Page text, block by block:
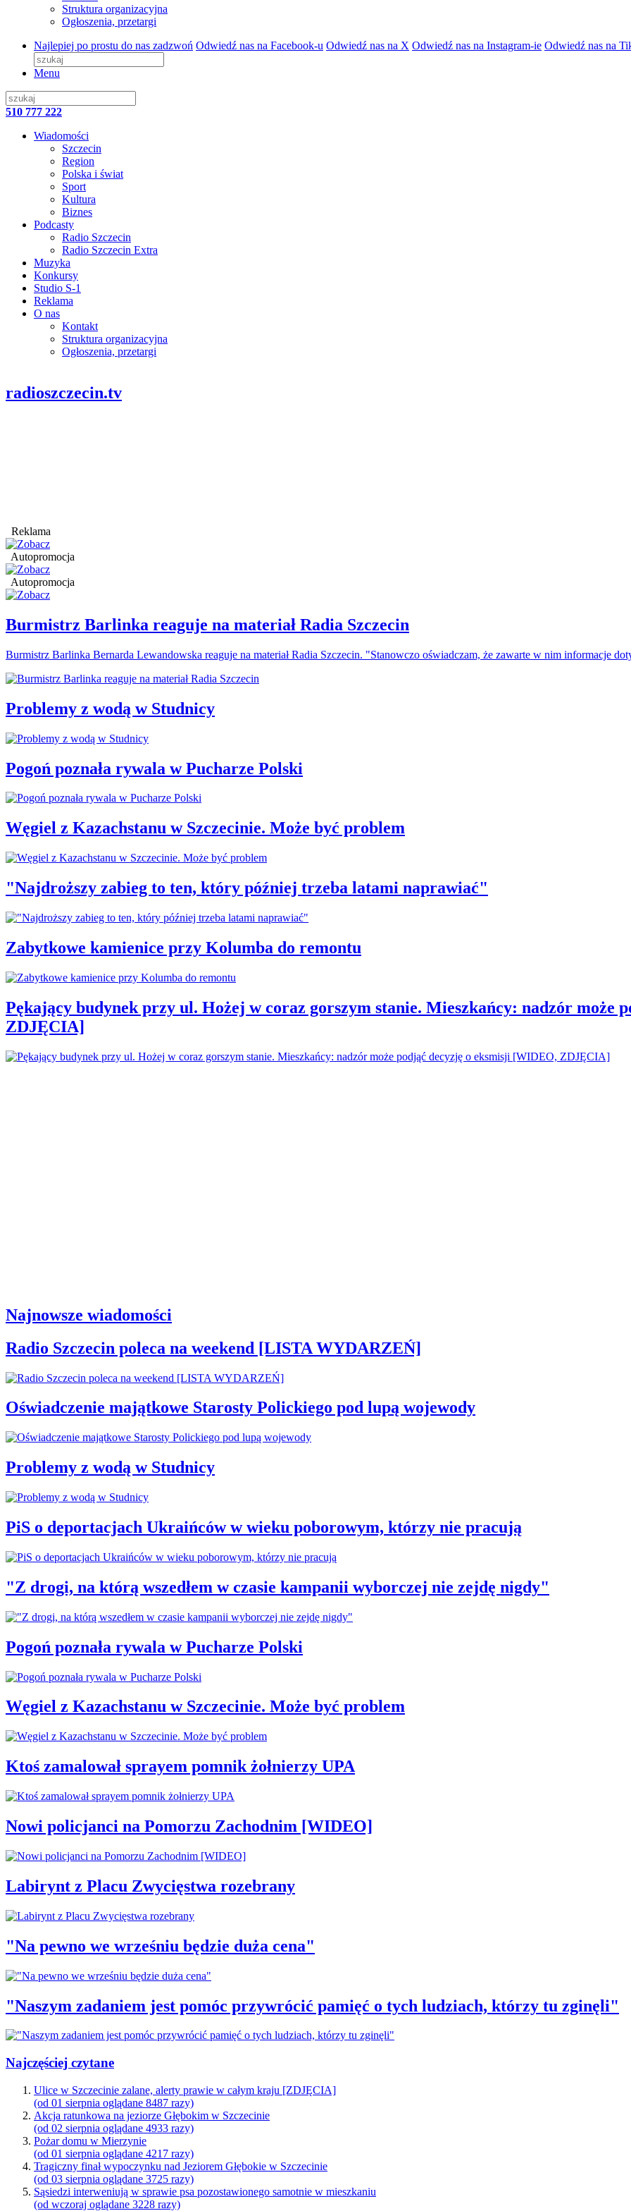
Struktura organizacyjna
Ogłoszenia, przetargi
Najlepiej po prostu do nas zadzwoń Odwiedź nas na Facebook-u Odwiedź nas na X Odwiedź nas na Instagram-ie Odwiedź nas na
Menu
510 777 222
Wiadomości
Szczecin
Region
Polska i świat
Sport
Kultura
Biznes
Podcasty
Radio Szczecin
Radio Szczecin Extra
Muzyka
Konkursy
Studio S-1
Reklama
O nas
Kontakt
Struktura organizacyjna
Ogłoszenia, przetargi
radioszczecin.tv
Reklama
Autopromocja
Autopromocja
Burmistrz Barlinka reaguje na materiał Radia Szczecin
Burmistrz Barlinka Bernarda Lewandowska reaguje na materiał Radia Szczecin. "Stanowczo oświadczam, że zawarte w nim informacje
Problemy z wodą w Studnicy
Pogoń poznała rywala w Pucharze Polski
Węgiel z Kazachstanu w Szczecinie. Może być problem
"Najdroższy zabieg to ten, który później trzeba latami naprawiać"
Zabytkowe kamienice przy Kolumba do remontu
Pękający budynek przy ul. Hożej w coraz gorszym stanie. Mieszkańcy: nadzór może
ZDJĘCIA]
Najnowsze wiadomości
Radio Szczecin poleca na weekend [LISTA WYDARZEŃ]
Oświadczenie majątkowe Starosty Polickiego pod lupą wojewody
Problemy z wodą w Studnicy
PiS o deportacjach Ukraińców w wieku poborowym, którzy nie pracują
"Z drogi, na którą wszedłem w czasie kampanii wyborczej nie zejdę nigdy"
Pogoń poznała rywala w Pucharze Polski
Węgiel z Kazachstanu w Szczecinie. Może być problem
Ktoś zamalował sprayem pomnik żołnierzy UPA
Nowi policjanci na Pomorzu Zachodnim [WIDEO]
Labirynt z Placu Zwycięstwa rozebrany
"Na pewno we wrześniu będzie duża cena"
"Naszym zadaniem jest pomóc przywrócić pamięć o tych ludziach, którzy tu zginęli"
Najczęściej czytane
Ulice w Szczecinie zalane, alerty prawie w całym kraju [ZDJĘCIA]
(od 01 sierpnia oglądane 8487 razy)
Akcja ratunkowa na jeziorze Głębokim w Szczecinie
(od 02 sierpnia oglądane 4933 razy)
Pożar domu w Mierzynie
(od 01 sierpnia oglądane 4217 razy)
Tragiczny finał wypoczynku nad Jeziorem Głębokie w Szczecinie
(od 03 sierpnia oglądane 3725 razy)
Sąsiedzi interweniują w sprawie psa pozostawionego samotnie w mieszkaniu
(od wczoraj oglądane 3228 razy)